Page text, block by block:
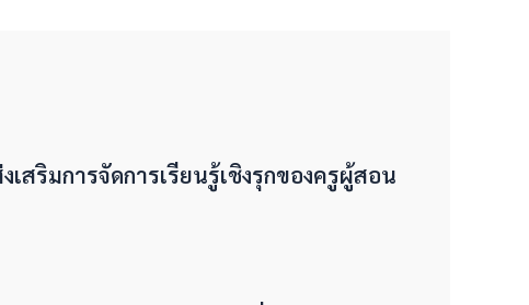
สริมการจัดการเรียนรู้เชิงรุกของครูผู้สอน